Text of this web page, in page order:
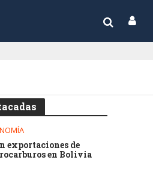
exportaciones de
en Bolivia